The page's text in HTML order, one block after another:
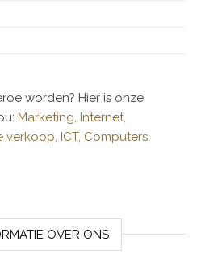
worden? Hier is onze
Marketing, Internet,
verkoop, ICT, Computers,
OVER ONS